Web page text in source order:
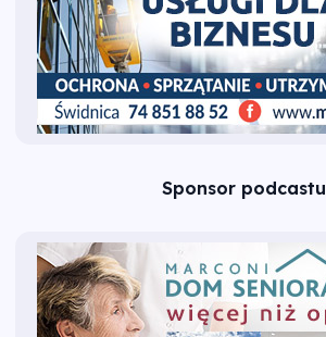
Sponsor podcastu